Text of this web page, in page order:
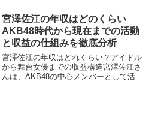
さんの結婚について、その背景や今後の
展望を詳しく見ていき...
宮澤佐江の年収はどのくらい
AKB48時代から現在までの活動
と収益の仕組みを徹底分析
宮澤佐江の年収はどれくらい？アイドル
から舞台女優までの収益構造宮澤佐江さ
んは、AKB48の中心メンバーとして活躍